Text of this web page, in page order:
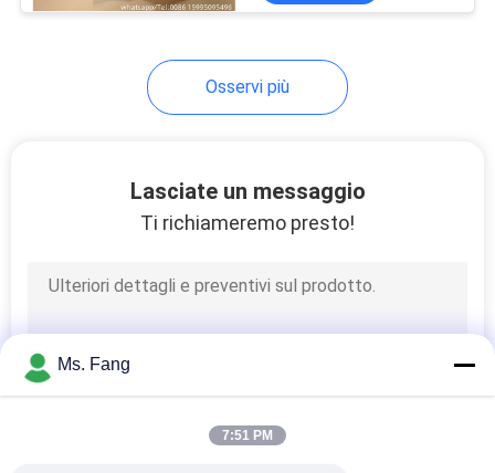
Digital
Parti della bilancia
Osservi più
Lasciate un messaggio
Ti richiameremo presto!
Ms. Fang
7:51 PM